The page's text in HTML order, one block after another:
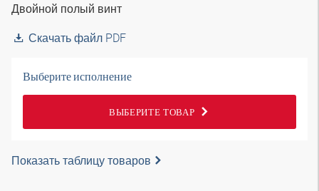
Двойной полый винт
Скачать файл PDF
Выберите исполнение
ВЫБЕРИТЕ ТОВАР
Показать таблицу товаров